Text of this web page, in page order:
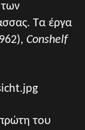
των
Τα έργα
Conshelf
του